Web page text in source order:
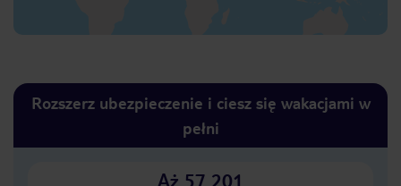
Rozszerz ubezpieczenie i ciesz się wakacjami w
pełni
Aż 57 201